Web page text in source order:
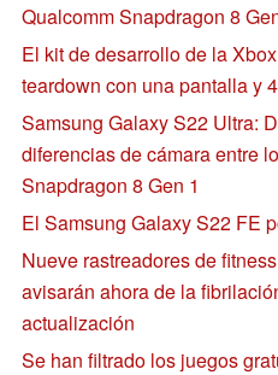
Qualcomm Snapdragon 8
El kit de desarrollo de la
teardown con una pantalla y
Samsung Galaxy S22 Ultra:
diferencias de cámara entre
Snapdragon 8 Gen 1
El Samsung Galaxy S22 FE
Nueve rastreadores de
avisarán ahora de la
actualización
Se han filtrado los juegos